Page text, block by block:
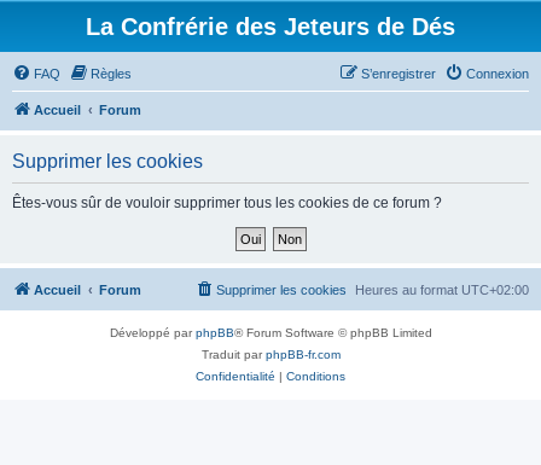
La Confrérie des Jeteurs de Dés
FAQ Règles Connexion
S’enregistrer
Accueil Forum
Supprimer les cookies
Êtes-vous sûr de vouloir supprimer tous les cookies de ce forum ?
Accueil Forum Heures au format UTC+02:00
Supprimer les cookies
Développé parphpBB® Forum Software © phpBB Limited
Traduit parphpBB-fr.com
Confidentialité | Conditions